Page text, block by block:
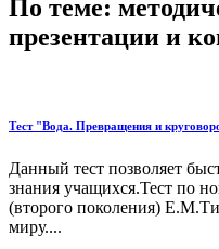
По теме:
презентации и
Тест "Вода. Превращения и
Данный тест позволяет
знания учащихся.Тест по
(второго поколения)
миру....